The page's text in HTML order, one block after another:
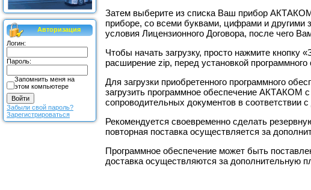
Авторизация
Логин:
Пароль:
Запомнить меня на
этом компьютере
Забыли свой пароль?
Зарегистрироваться
Затем выберите из списка Ваш прибор
приборе, со всеми буквами, цифрами и другими
условия Лицензионного Договора, после чего
Чтобы начать загрузку, просто нажмите
расширение zip, перед установкой
Для загрузки приобретенного программного
загрузить программное обеспечение АКТАКОМ с
сопроводительных документов в соответствии
Рекомендуется своевременно сделать
повторная поставка осуществляется за
Программное обеспечение может быть
доставка осуществляются за дополнительную